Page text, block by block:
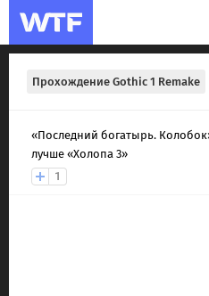
Прохождение Gothic 1 Remake
«Последний богатырь.
лучше «Холопа 3»
1